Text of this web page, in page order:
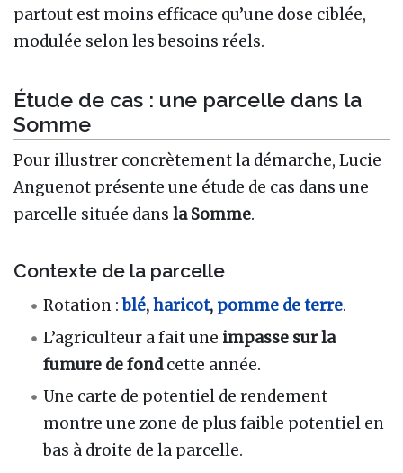
partout est moins efficace qu’une dose ciblée,
modulée selon les besoins réels.
Étude de cas : une parcelle dans la
Somme
Pour illustrer concrètement la démarche, Lucie
Anguenot présente une étude de cas dans une
parcelle située dans la Somme.
Contexte de la parcelle
Rotation :blé,haricot, pomme de terre.
L’agriculteur a fait une impasse sur la
fumure de fondcette année.
Une carte de potentiel de rendement
montre une zone de plus faible potentiel en
bas à droite de la parcelle.